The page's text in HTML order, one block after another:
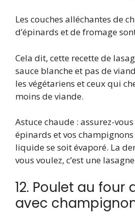
Les couches alléchantes de
d’épinards et de fromage
Cela dit, cette recette de
sauce blanche et pas de
les végétariens et ceux qui
moins de viande.
Astuce chaude : assurez-
épinards et vos
liquide se soit évaporé. La
vous voulez, c’est une
12. Poulet au four
avec